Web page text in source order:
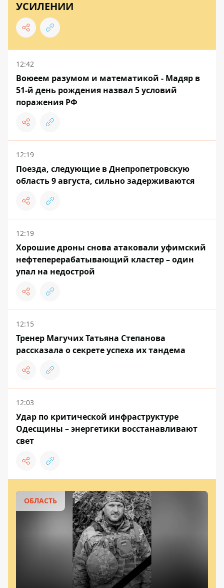
УСИЛЕНИИ
12:42
Воюеем разумом и математикой - Мадяр в
51-й день рождения назвал 5 условий
поражения РФ
12:19
Поезда, следующие в Днепропетровскую
область 9 августа, сильно задерживаются
12:19
Хорошие дроны снова атаковали уфимский
нефтеперерабатывающий кластер – один
упал на недострой
12:15
Тренер Магучих Татьяна Степанова
рассказала о секрете успеха их тандема
12:03
Удар по критической инфраструктуре
Одесщины – энергетики восстанавливают
свет
ОБЛАСТЬ